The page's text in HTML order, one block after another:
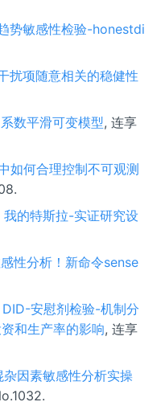
势敏感性检验-honestdi
扰项随意相关的稳健性
数平滑可变模型, 连享
如何合理控制不可观测
的特斯拉-实证研究设
性分析！新命令sense
安慰剂检验-机制分
和生产率的影响, 连享
杂因素敏感性分析实操